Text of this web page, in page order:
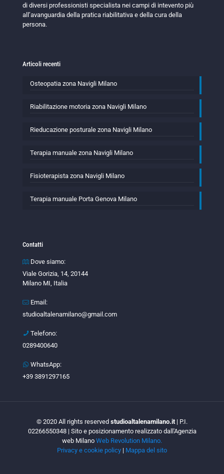
di diversi professionisti specialista nei campi di intevento più
all’avanguardia della pratica riabilitativa e della cura della
persona.
Articoli recenti
Osteopatia zona Navigli Milano
Riabilitazione motoria zona Navigli Milano
Rieducazione posturale zona Navigli Milano
Terapia manuale zona Navigli Milano
Fisioterapista zona Navigli Milano
Terapia manuale Porta Genova Milano
Contatti
Dove siamo:
Viale Gorizia, 14, 20144
Milano MI, Italia
Email:
studioaltalenamilano@gmail.com
Telefono:
0289400640
WhatsApp:
+39 3891297165
© 2020 All rights reserved studioaltalenamilano.it | P.I.
02266550348 | Sito e posizionamento realizzato dall'Agenzia
web Milano Web Revolution Milano.
Privacy e cookie policy | Mappa del sito